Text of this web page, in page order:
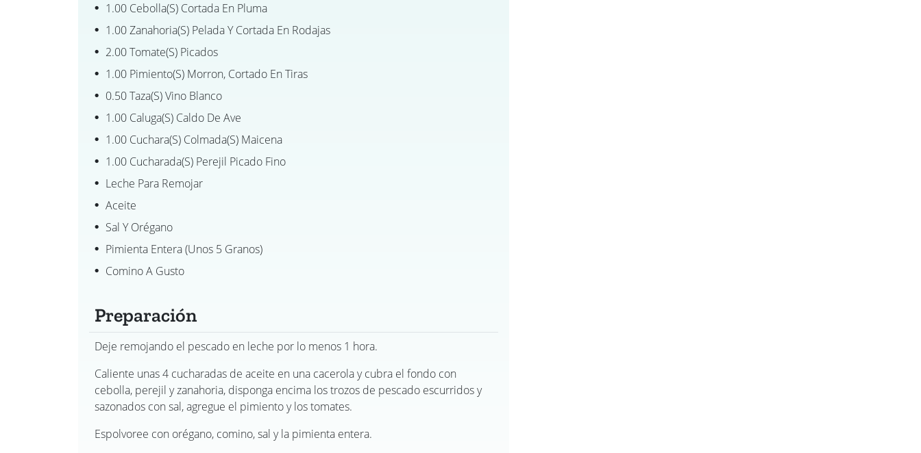
1.00 Cebolla(s) Cortada En Pluma
1.00 Zanahoria(s) Pelada Y Cortada En Rodajas
2.00 Tomate(s) Picados
1.00 Pimiento(s) Morron, Cortado En Tiras
0.50 Taza(s) Vino Blanco
1.00 Caluga(s) Caldo De Ave
1.00 Cuchara(s) Colmada(s) Maicena
1.00 Cucharada(s) Perejil Picado Fino
Leche Para Remojar
Aceite
Sal Y Orégano
Pimienta Entera (unos 5 Granos)
Comino A Gusto
Preparación
Deje remojando el pescado en leche por lo menos 1 hora.
Caliente unas 4 cucharadas de aceite en una cacerola y cubra el fondo con
cebolla, perejil y zanahoria, disponga encima los trozos de pescado escurridos y
sazonados con sal, agregue el pimiento y los tomates.
Espolvoree con orégano, comino, sal y la pimienta entera.